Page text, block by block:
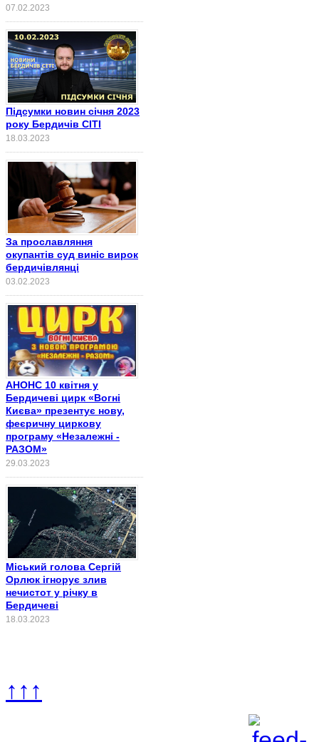
07.02.2023
Підсумки новин січня 2023
року Бердичів СІТІ
18.03.2023
За прославляння
окупантів суд виніс вирок
бердичівлянці
03.02.2023
АНОНС 10 квітня у
Бердичеві цирк «Вогні
Києва» презентує нову,
феєричну циркову
програму «Незалежні -
РАЗОМ»
29.03.2023
Міський голова Сергій
Орлюк ігнорує злив
нечистот у річку в
Бердичеві
18.03.2023
↑↑↑